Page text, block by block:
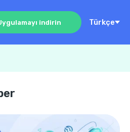
indirin Türkçe